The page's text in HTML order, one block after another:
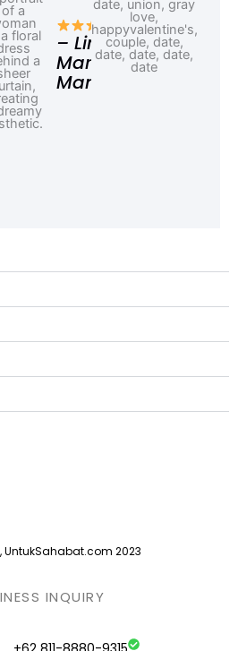
– Linda,
Marketing
Manager
UntukSahabat.com 2023
INQUIRY